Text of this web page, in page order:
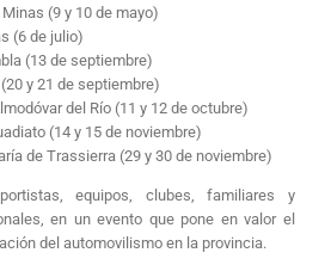
(9 y 10 de mayo)
(6 de julio)
(13 de septiembre)
y 21 de septiembre)
del Río (11 y 12 de octubre)
(14 y 15 de noviembre)
de Trassierra (29 y 30 de noviembre)
equipos, clubes, familiares y
en un evento que pone en valor el
del automovilismo en la provincia.